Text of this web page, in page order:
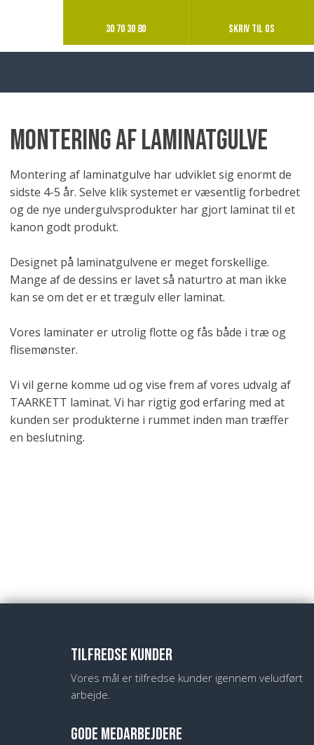
30 70 30 80 SKRIV TIL OS
Montering af laminatgulve
Montering af laminatgulve har udviklet sig enormt de
sidste 4-5 år. Selve klik systemet er væsentlig forbedret
og de nye undergulvsprodukter har gjort laminat til et
kanon godt produkt.
Designet på laminatgulvene er meget forskellige.
Mange af de dessins er lavet så naturtro at man ikke
kan se om det er et trægulv eller laminat.
Vores laminater er utrolig flotte og fås både i træ og
flisemønster.
Vi vil gerne komme ud og vise frem af vores udvalg af
TAARKETT laminat. Vi har rigtig god erfaring med at
kunden ser produkterne i rummet inden man træffer
en beslutning.​
TILFREDSE KUNDER
Vores mål er tilfredse kunder igennem veludført
arbejde.
GODE MEDARBEJDERE